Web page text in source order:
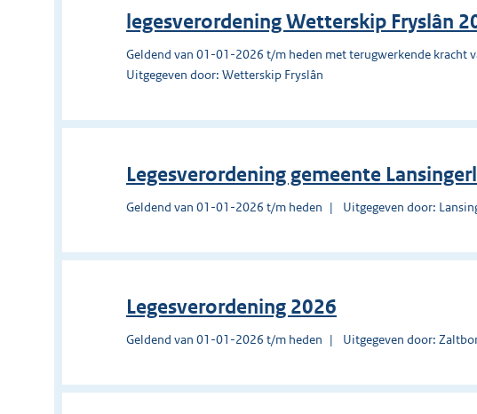
legesverordening Wetterskip Fryslân
Geldend van 01-01-2026 t/m heden met terugwerkende kracht
Uitgegeven door: Wetterskip Fryslân
Legesverordening gemeente
Geldend van 01-01-2026 t/m heden Uitgegeven door:
Legesverordening 2026
Geldend van 01-01-2026 t/m heden Uitgegeven door: